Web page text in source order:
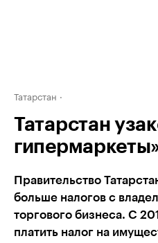
Татарстан
Татарстан
Правительство
больше налогов с
торгового бизнеса. С
платить налог на